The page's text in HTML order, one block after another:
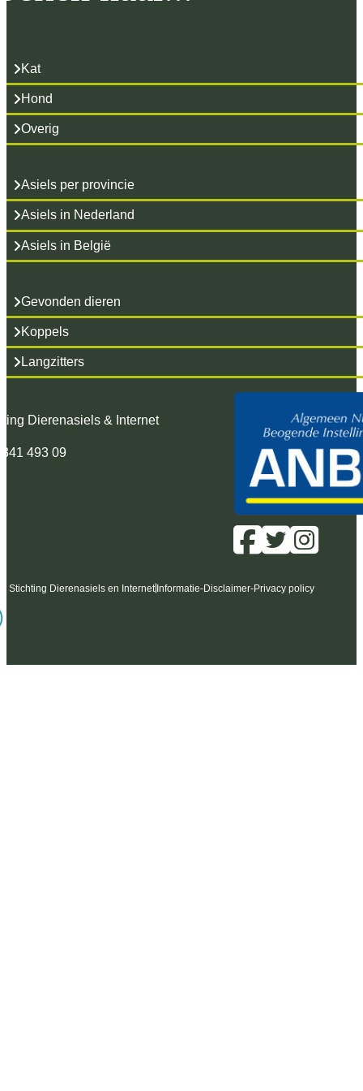
Kat
Hond
Overig
Asiels per provincie
Asiels in Nederland
Asiels in België
Gevonden dieren
Koppels
Langzitters
Dierenasiels & Internet
493 09
Stichting Dierenasiels en Internet Informatie-Disclaimer-Privacy policy